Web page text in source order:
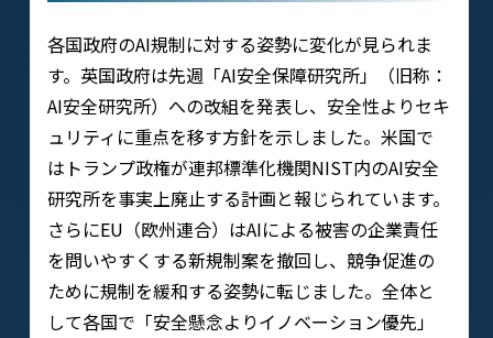
各国政府のAI規制に対する姿勢に変化が見られま
す。英国政府は先週「AI安全保障研究所」（旧称：
AI安全研究所）への改組を発表し、安全性よりセキ
ュリティに重点を移す方針を示しました。米国で
はトランプ政権が連邦標準化機関NIST内のAI安全
研究所を事実上廃止する計画と報じられています。
さらにEU（欧州連合）はAIによる被害の企業責任
を問いやすくする新規制案を撤回し、競争促進の
ために規制を緩和する姿勢に転じました。全体と
して各国で「安全懸念よりイノベーション優先」